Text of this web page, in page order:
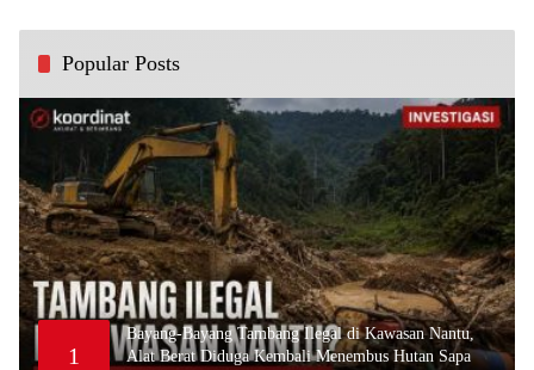
Popular Posts
1
Bayang-Bayang Tambang Ilegal di Kawasan Nantu,
Alat Berat Diduga Kembali Menembus Hutan Sapa